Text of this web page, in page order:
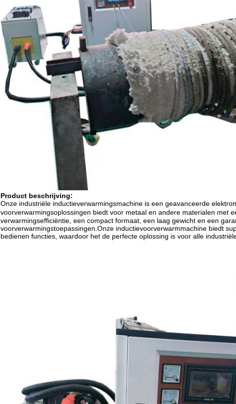
Product beschrijving:
Onze industriële inductieverwarmingsmachine is een geavanceerde
voorverwarmingsoplossingen biedt voor metaal en andere materialen
verwarmingsefficiëntie, een compact formaat, een laag gewicht en een
voorverwarmingstoepassingen.Onze inductievoorverwarmmachine biedt
bedienen functies, waardoor het de perfecte oplossing is voor alle